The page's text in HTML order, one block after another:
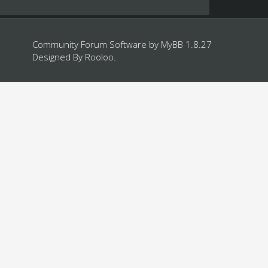
Community Forum Software by MyBB 1.8.27
Designed By Rooloo.